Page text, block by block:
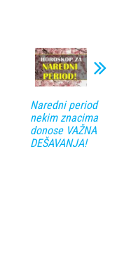
Naredni period
nekim znacima
donose VAŽNA
DEŠAVANJA!